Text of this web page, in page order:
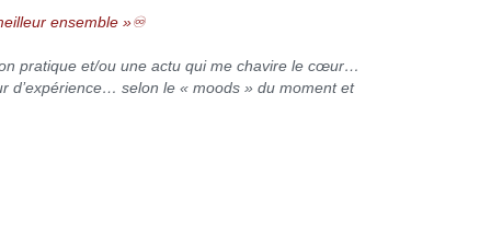
ensemble »♾
pratique et/ou une actu qui me chavire le cœur…
d’expérience… selon le « moods » du moment et